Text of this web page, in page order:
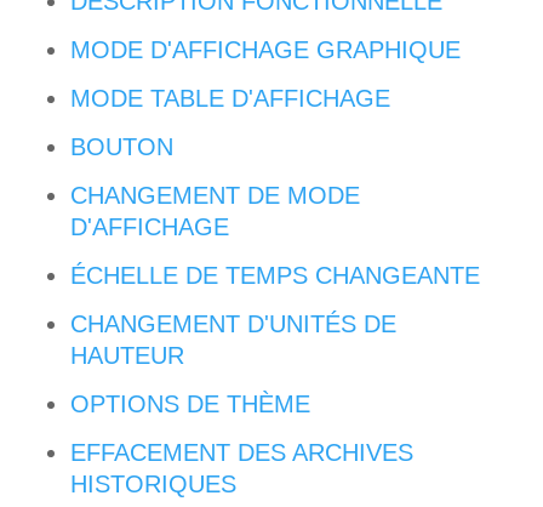
MODE D'AFFICHAGE GRAPHIQUE
MODE TABLE D'AFFICHAGE
BOUTON
CHANGEMENT DE MODE
D'AFFICHAGE
ÉCHELLE DE TEMPS CHANGEANTE
CHANGEMENT D'UNITÉS DE
HAUTEUR
OPTIONS DE THÈME
EFFACEMENT DES ARCHIVES
HISTORIQUES